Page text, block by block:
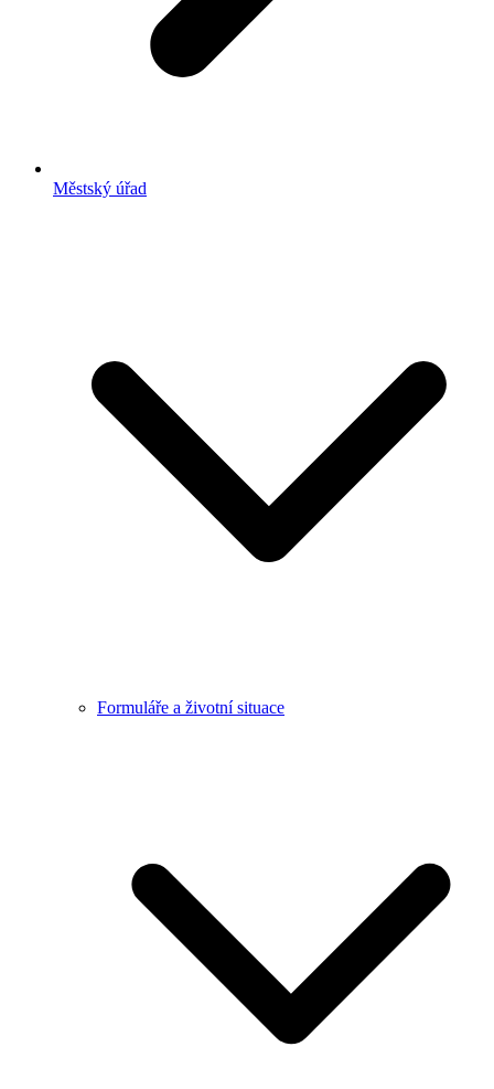
Městský úřad
Formuláře a životní situace